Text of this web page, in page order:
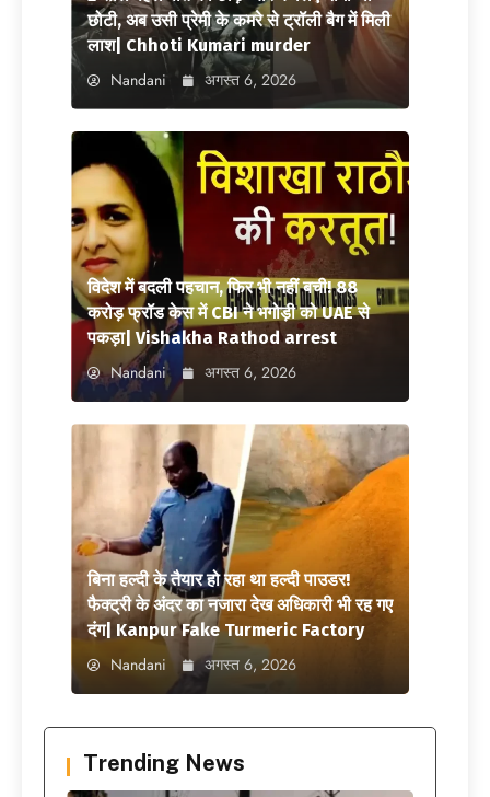
छोटी, अब उसी प्रेमी के कमरे से ट्रॉली बैग में मिली
लाश| Chhoti Kumari murder
Nandani अगस्त 6, 2026
विदेश में बदली पहचान, फिर भी नहीं बची! 88
करोड़ फ्रॉड केस में CBI ने भगोड़ी को UAE से
पकड़ा| Vishakha Rathod arrest
Nandani अगस्त 6, 2026
बिना हल्दी के तैयार हो रहा था हल्दी पाउडर!
फैक्ट्री के अंदर का नजारा देख अधिकारी भी रह गए
दंग| Kanpur Fake Turmeric Factory
Nandani अगस्त 6, 2026
Trending News